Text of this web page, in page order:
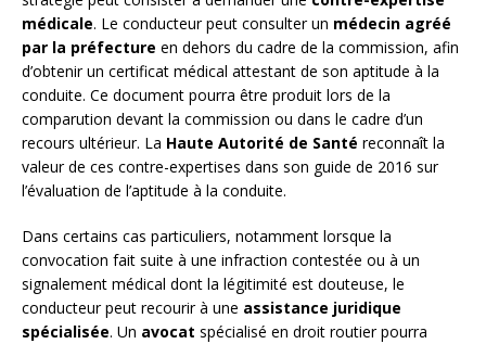
médicale. Le conducteur peut consulter un médecin agréé
par la préfecture en dehors du cadre de la commission, afin
d’obtenir un certificat médical attestant de son aptitude à la
conduite. Ce document pourra être produit lors de la
comparution devant la commission ou dans le cadre d’un
recours ultérieur. La Haute Autorité de Santé reconnaît la
valeur de ces contre-expertises dans son guide de 2016 sur
l’évaluation de l’aptitude à la conduite.
Dans certains cas particuliers, notamment lorsque la
convocation fait suite à une infraction contestée ou à un
signalement médical dont la légitimité est douteuse, le
conducteur peut recourir à une assistance juridique
spécialisée. Un avocat spécialisé en droit routier pourra